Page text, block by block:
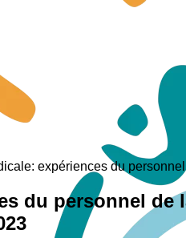
expériences du
du personnel